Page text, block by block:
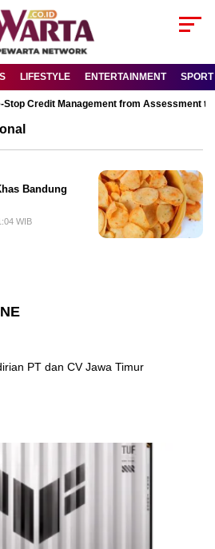
LIFESTYLE ENTERTAINMENT SPORT
Stop Credit Management from Assessment
Bandung
WIB
PT dan CV Jawa Timur